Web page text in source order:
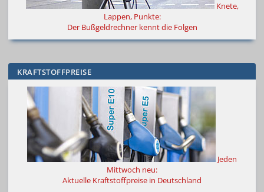
Knete,
Lappen, Punkte:
Der Bußgeldrechner kennt die Folgen
KRAFTSTOFFPREISE
Jeden
Mittwoch neu:
Aktuelle Kraftstoffpreise in Deutschland